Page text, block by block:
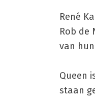
René
Rob de
van
Queen
staan